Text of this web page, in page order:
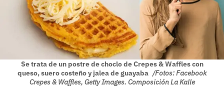
Se trata de un postre de choclo de Crepes & Waffles con
queso, suero costeño y jalea de guayaba /Fotos: Facebook
Crepes & Waffles, Getty Images. Composición La Kalle